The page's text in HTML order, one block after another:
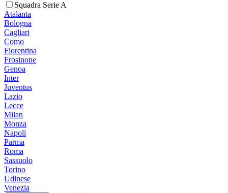
Squadra Serie A
Atalanta
Bologna
Cagliari
Como
Fiorentina
Frosinone
Genoa
Inter
Juventus
Lazio
Lecce
Milan
Monza
Napoli
Parma
Roma
Sassuolo
Torino
Udinese
Venezia